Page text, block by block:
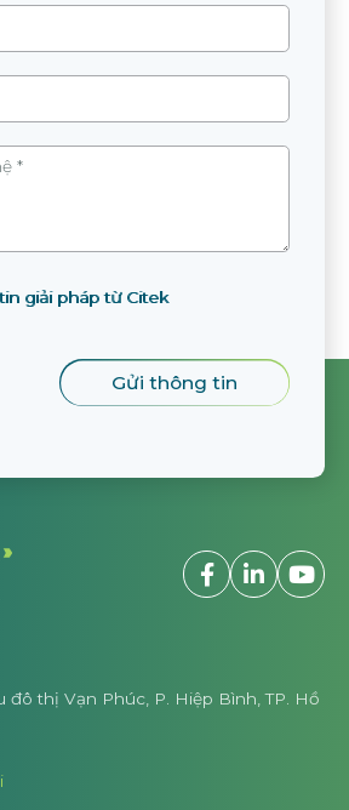
giải pháp từ Citek
đô thị Vạn Phúc, P. Hiệp Bình, TP. Hồ